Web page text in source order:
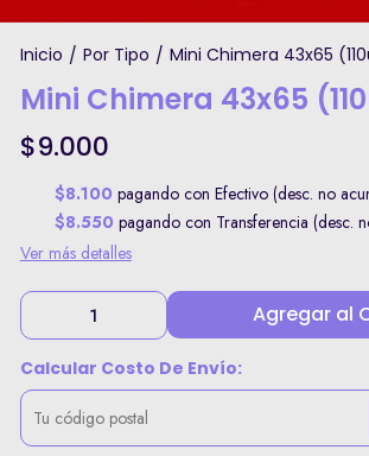
Inicio / Por Tipo / Mini Chimera 43x65
Mini Chimera 43x65
$9.000
$8.100 pagando con Efectivo (desc. no
$8.550 pagando con Transferencia (desc.
Ver más detalles
Agregar al
Calcular Costo De Envío: